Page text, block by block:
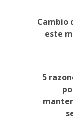
Cambio
este
5